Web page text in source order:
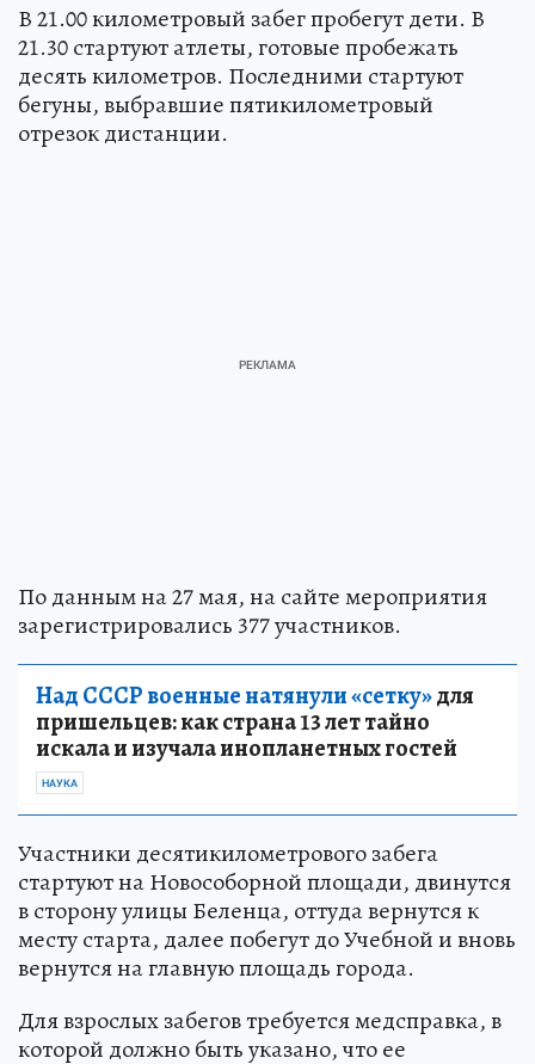
В 21.00 километровый забег пробегут дети. В
21.30 стартуют атлеты, готовые пробежать
десять километров. Последними стартуют
бегуны, выбравшие пятикилометровый
отрезок дистанции.
По данным на 27 мая, на сайте мероприятия
зарегистрировались 377 участников.
Над СССР военные натянули «сетку»для
пришельцев: как страна 13 лет тайно
искала и изучала инопланетных гостей
НАУКА
Участники десятикилометрового забега
стартуют на Новособорной площади, двинутся
в сторону улицы Беленца, оттуда вернутся к
месту старта, далее побегут до Учебной и вновь
вернутся на главную площадь города.
Для взрослых забегов требуется медсправка, в
которой должно быть указано, что ее